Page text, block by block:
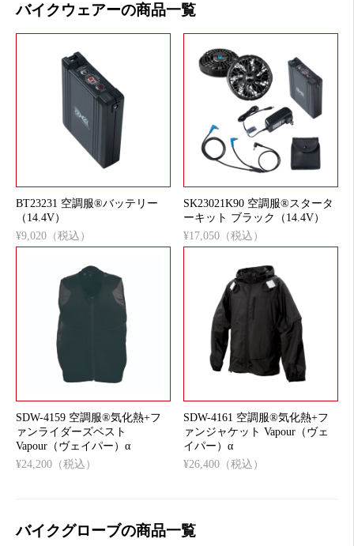
バイクウェアーの商品一覧
BT23231 空調服®バッテリー
（14.4V）
¥9,020（税込）
SK23021K90 空調服®スタータ
ーキット ブラック（14.4V）
¥17,050（税込）
SDW-4159 空調服®気化熱+フ
ァンライダーズベスト
Vapour（ヴェイパー）α
¥24,200（税込）
SDW-4161 空調服®気化熱+フ
ァンジャケット Vapour（ヴェ
イパー）α
¥26,400（税込）
バイクグローブの商品一覧